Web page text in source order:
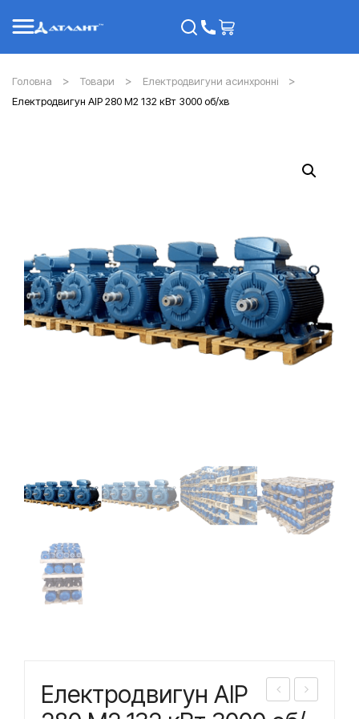
Головна Товари
Електродвигуни асинхронні
Електродвигун АІР 280 M2 132 кВт 3000 об/хв
лек лек
Електродвигун АІР